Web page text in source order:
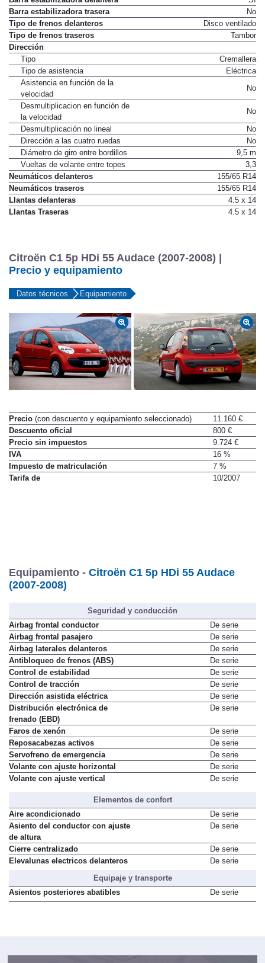
Barra estabilizadora trasera
No
Tipo de frenos delanteros
Disco ventilado
Tipo de frenos traseros
Tambor
Dirección
Tipo
Cremallera
Tipo de asistencia
Eléctrica
Asistencia en función de la
velocidad
No
Desmultiplicacion en función de
la velocidad
No
Desmultiplicación no lineal
No
Dirección a las cuatro ruedas
No
Diámetro de giro entre bordillos
9,5 m
Vueltas de volante entre topes
3,3
Neumáticos delanteros
155/65 R14
Neumáticos traseros
155/65 R14
Llantas delanteras
4.5 x 14
Llantas Traseras
4.5 x 14
Citroën C1 5p HDi 55 Audace (2007-2008) |
Precio y equipamiento
Datos técnicos Equipamiento
Precio (con descuento y equipamiento seleccionado)
11.160 €
Descuento oficial
800 €
Precio sin impuestos
9.724 €
IVA
16 %
Impuesto de matriculación
7 %
Tarifa de
10/2007
Equipamiento - Citroën C1 5p HDi 55 Audace
(2007-2008)
Seguridad y conducción
Airbag frontal conductor
De serie
Airbag frontal pasajero
De serie
Airbag laterales delanteros
De serie
Antibloqueo de frenos (ABS)
De serie
Control de estabilidad
De serie
Control de tracción
De serie
Dirección asistida eléctrica
De serie
Distribución electrónica de
frenado (EBD)
De serie
Faros de xenón
De serie
Reposacabezas activos
De serie
Servofreno de emergencia
De serie
Volante con ajuste horizontal
De serie
Volante con ajuste vertical
De serie
Elementos de confort
Aire acondicionado
De serie
Asiento del conductor con ajuste
de altura
De serie
Cierre centralizado
De serie
Elevalunas electricos delanteros
De serie
Equipaje y transporte
Asientos posteriores abatibles
De serie